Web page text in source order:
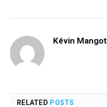
Kévin Mangot
RELATED POSTS